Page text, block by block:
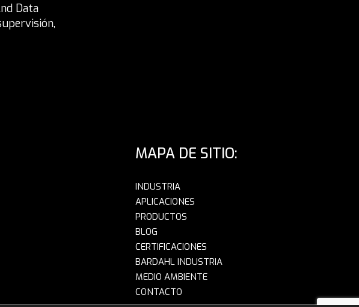
Data
MAPA DE SITIO:
INDUSTRIA
APLICACIONES
PRODUCTOS
BLOG
CERTIFICACIONES
BARDAHL INDUSTRIA
MEDIO AMBIENTE
CONTACTO